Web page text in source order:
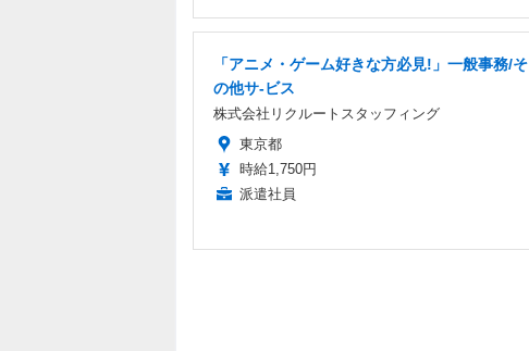
「アニメ・ゲーム好きな方必見!」一般事務/そ
の他サ-ビス
株式会社リクルートスタッフィング
東京都
時給1,750円
派遣社員